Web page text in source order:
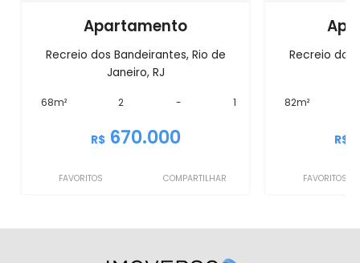
Apartamento
Recreio dos Bandeirantes, Rio de
Janeiro, RJ
68m² 2 - 1
R$ 670.000
FAVORITOS COMPARTILHAR
Recreio dos
82m²
R$
FAVORITOS